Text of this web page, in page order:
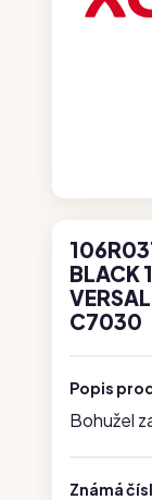
BLACK
C7030
Popis
Bohužel
Známá